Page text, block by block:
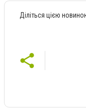
Діліться цією